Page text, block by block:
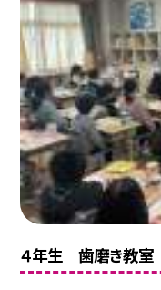
４年生 歯磨き教室